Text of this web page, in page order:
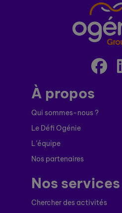
À propos
Qui sommes-nous ?
Le Défi Ogénie
L’équipe
Nos partenaires
Nos services
Chercher des activités